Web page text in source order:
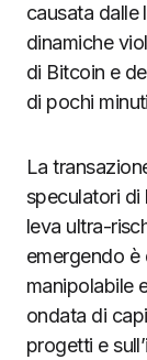
causata dalle
dinamiche
di Bitcoin e
di pochi
La
speculatori di
leva ultra-
emergendo è
manipolabile
ondata di
progetti e